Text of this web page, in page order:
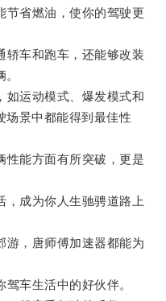
省燃油，使你的驾驶更
车和跑车，还能够改装
运动模式、爆发模式和
场景中都能得到最佳性
能方面有所突破，更是
成为你人生驰骋道路上
，唐师傅加速器都能为
车生活中的好伙伴。